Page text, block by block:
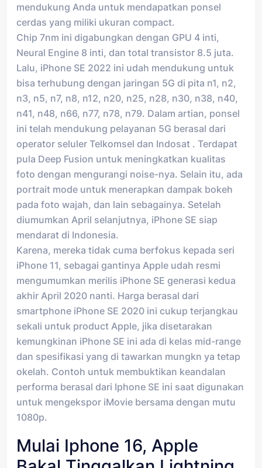
mendukung Anda untuk mendapatkan ponsel
cerdas yang miliki ukuran compact.
Chip 7nm ini digabungkan dengan GPU 4 inti,
Neural Engine 8 inti, dan total transistor 8.5 juta.
Lalu, iPhone SE 2022 ini udah mendukung untuk
bisa terhubung dengan jaringan 5G di pita n1, n2,
n3, n5, n7, n8, n12, n20, n25, n28, n30, n38, n40,
n41, n48, n66, n77, n78, n79. Dalam artian, ponsel
ini telah mendukung pelayanan 5G berasal dari
operator seluler Telkomsel dan Indosat . Terdapat
pula Deep Fusion untuk meningkatkan kualitas
foto dengan mengurangi noise-nya. Selain itu, ada
portrait mode untuk menerapkan dampak bokeh
pada foto wajah, dan lain sebagainya. Setelah
diumumkan April selanjutnya, iPhone SE siap
mendarat di Indonesia.
Karena, mereka tidak cuma berfokus kepada seri
iPhone 11, sebagai gantinya Apple udah resmi
mengumumkan merilis iPhone SE generasi kedua
akhir April 2020 nanti. Harga berasal dari
smartphone iPhone SE 2020 ini cukup terjangkau
sekali untuk product Apple, jika disetarakan
kemungkinan iPhone SE ini ada di kelas mid-range
dan spesifikasi yang di tawarkan mungkn ya tetap
okelah. Contoh untuk membuktikan keandalan
performa berasal dari Iphone SE ini saat digunakan
untuk mengekspor iMovie bersama dengan mutu
1080p.
Mulai Iphone 16, Apple